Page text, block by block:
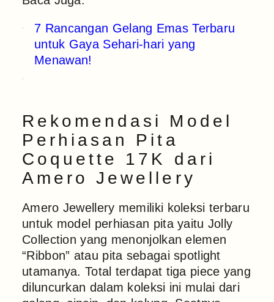
7 Rancangan Gelang Emas Terbaru
untuk Gaya Sehari-hari yang
Menawan!
Rekomendasi Model
Perhiasan Pita
Coquette 17K dari
Amero Jewellery
Amero Jewellery memiliki koleksi terbaru
untuk model perhiasan pita yaitu Jolly
Collection yang menonjolkan elemen
“Ribbon” atau pita sebagai spotlight
utamanya. Total terdapat tiga piece yang
diluncurkan dalam koleksi ini mulai dari